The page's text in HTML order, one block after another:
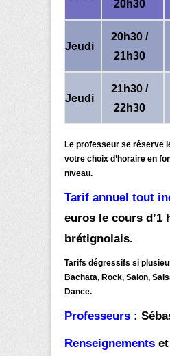
20h30
Jeudi
20h30 /
21h30
Jeudi
21h30 /
22h30
Le professeur se réserve
votre choix d’horaire en
niveau.
Tarif annuel tout
euros le cours d’1
brétignolais.
Tarifs dégressifs si
Bachata, Rock, Salon,
Dance.
Professeurs :
Renseignements